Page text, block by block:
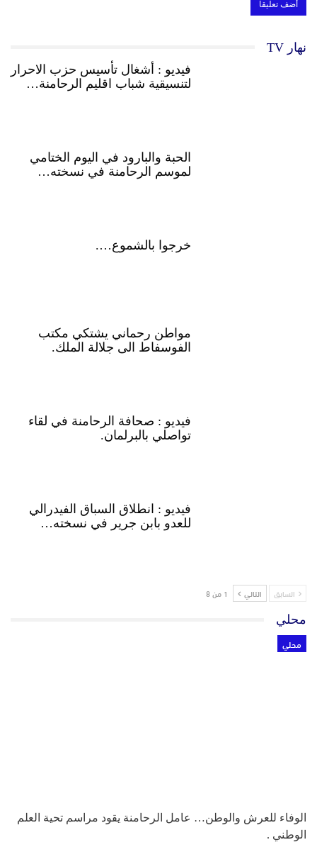
نهار TV
فيديو : أشغال تأسيس حزب الاحرار
لتنسيقية شباب اقليم الرحامنة…
الحبة والبارود في اليوم الختامي
لموسم الرحامنة في نسخته…
خرجوا بالشموع….
مواطن رحماني يشتكي مكتب
الفوسفاط الى جلالة الملك.
فيديو : صحافة الرحامنة في لقاء
تواصلي بالبرلمان.
فيديو : انطلاق السباق الفيدرالي
للعدو بابن جرير في نسخته…
السابق التالي
1 من 8
محلي
محلي
الوفاء للعرش والوطن… عامل الرحامنة يقود مراسم تحية العلم
الوطني .